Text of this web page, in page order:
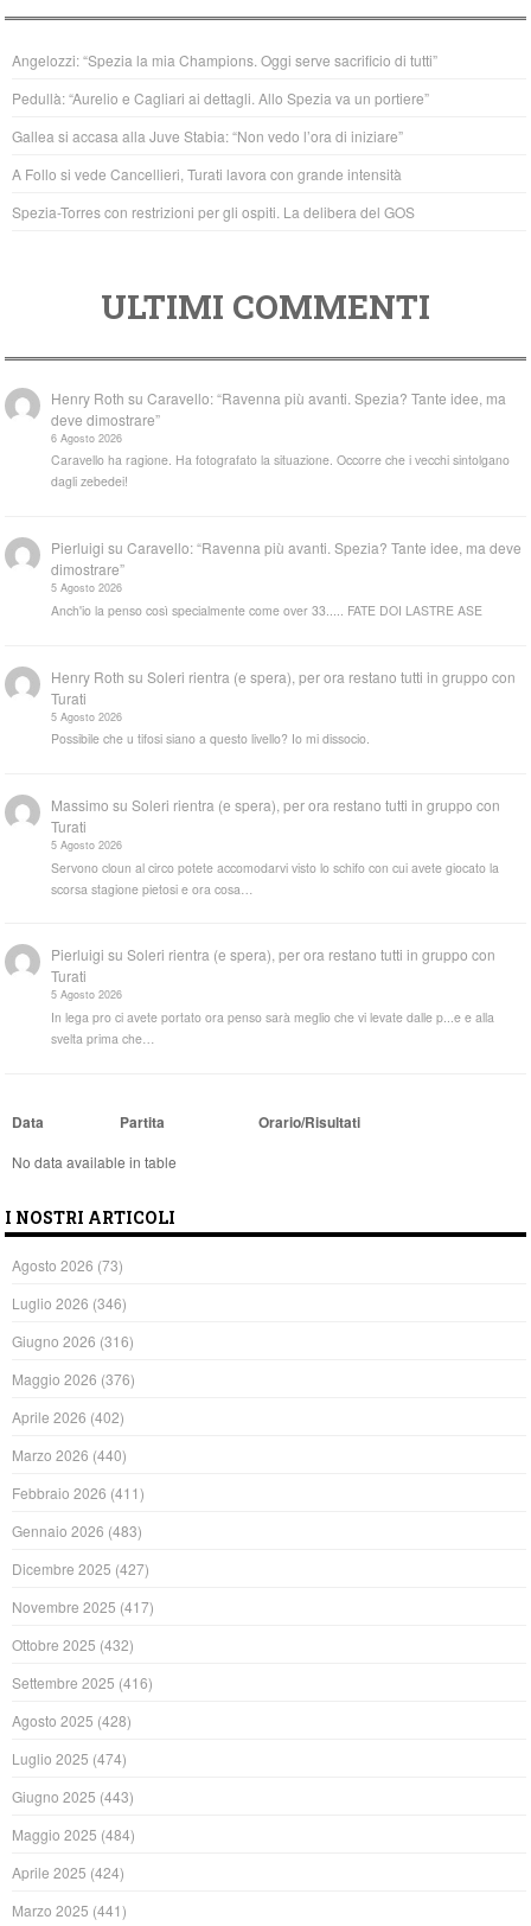
b
o
o
k
A
p
p
Angelozzi: “Spezia la mia Champions. Oggi serve sacrificio di tutti”
Pedullà: “Aurelio e Cagliari ai dettagli. Allo Spezia va un portiere”
Gallea si accasa alla Juve Stabia: “Non vedo l’ora di iniziare”
A Follo si vede Cancellieri, Turati lavora con grande intensità
Spezia-Torres con restrizioni per gli ospiti. La delibera del GOS
ULTIMI COMMENTI
Henry Roth suCaravello: “Ravenna più avanti. Spezia? Tante idee, ma
deve dimostrare”
6 Agosto 2026
Caravello ha ragione. Ha fotografato la situazione. Occorre che i vecchi sintolgano
dagli zebedei!
Pierluigi suCaravello: “Ravenna più avanti. Spezia? Tante idee, ma deve
dimostrare”
5 Agosto 2026
Anch'io la penso così specialmente come over 33..... FATE DOI LASTRE ASE
Henry Roth suSoleri rientra (e spera), per ora restano tutti in gruppo con
Turati
5 Agosto 2026
Possibile che u tifosi siano a questo livello? Io mi dissocio.
Massimo suSoleri rientra (e spera), per ora restano tutti in gruppo con
Turati
5 Agosto 2026
Servono cloun al circo potete accomodarvi visto lo schifo con cui avete giocato la
scorsa stagione pietosi e ora cosa…
Pierluigi suSoleri rientra (e spera), per ora restano tutti in gruppo con
Turati
5 Agosto 2026
In lega pro ci avete portato ora penso sarà meglio che vi levate dalle p...e e alla
svelta prima che…
Data Partita Orario/Risultati
No data available in table
I NOSTRI ARTICOLI
Agosto 2026 (73)
Luglio 2026 (346)
Giugno 2026 (316)
Maggio 2026 (376)
Aprile 2026 (402)
Marzo 2026 (440)
Febbraio 2026 (411)
Gennaio 2026 (483)
Dicembre 2025 (427)
Novembre 2025 (417)
Ottobre 2025 (432)
Settembre 2025 (416)
Agosto 2025 (428)
Luglio 2025 (474)
Giugno 2025 (443)
Maggio 2025 (484)
Aprile 2025 (424)
Marzo 2025 (441)